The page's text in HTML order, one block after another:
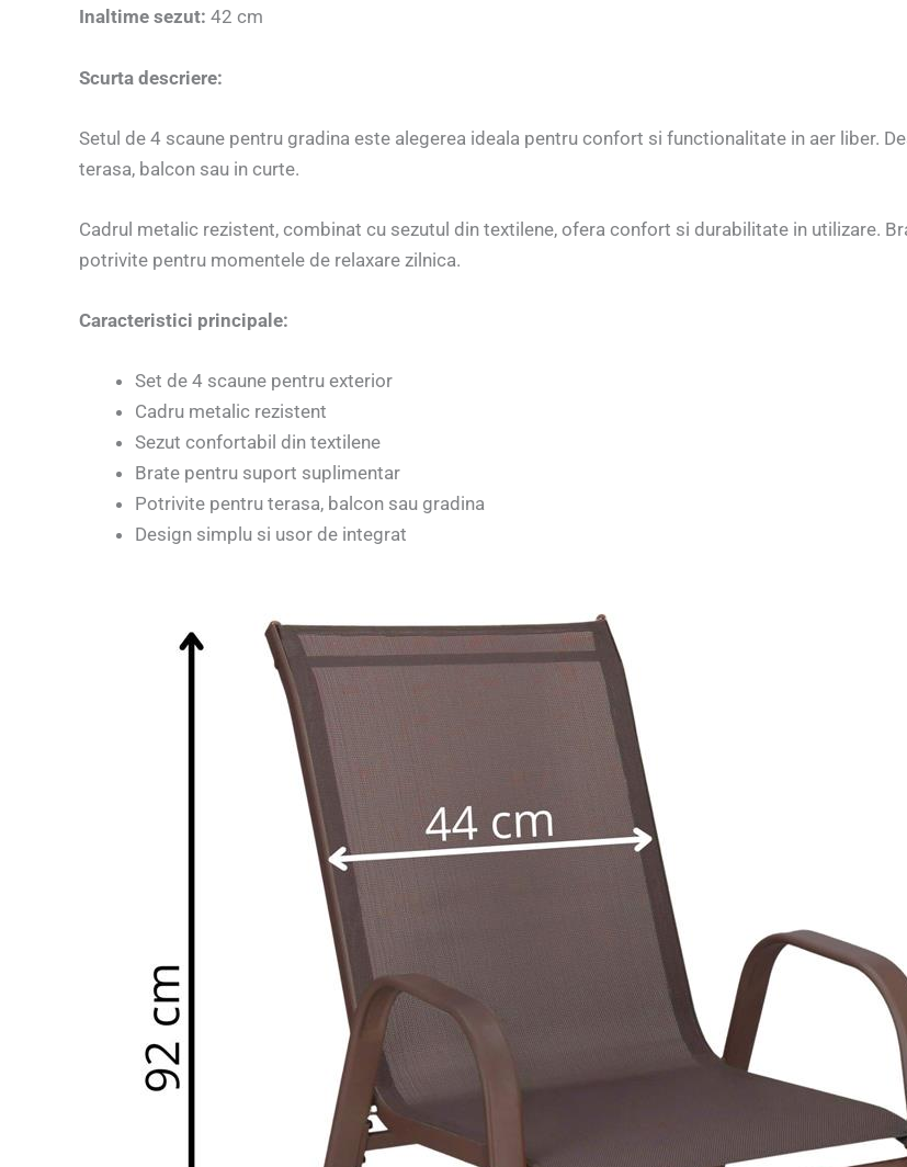
Inaltime sezut: 42 cm
Scurta descriere:
Setul de 4 scaune pentru gradina este alegerea ideala pentru confort si functionalitate in aer liber.
terasa, balcon sau in curte.
Cadrul metalic rezistent, combinat cu sezutul din textilene, ofera confort si durabilitate in utilizare.
potrivite pentru momentele de relaxare zilnica.
Caracteristici principale:
Set de 4 scaune pentru exterior
Cadru metalic rezistent
Sezut confortabil din textilene
Brate pentru suport suplimentar
Potrivite pentru terasa, balcon sau gradina
Design simplu si usor de integrat